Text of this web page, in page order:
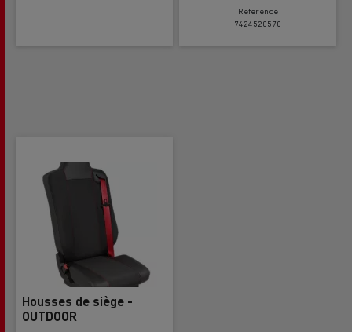
Reference
7424520570
Housses de siège -
OUTDOOR